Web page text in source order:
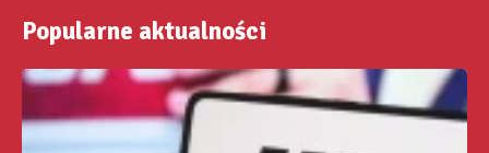
Popularne aktualności